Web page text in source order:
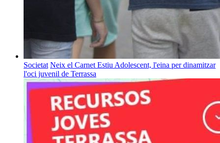
Societat Neix el Carnet Estiu Adolescent, l'eina per dinamitzar
l'oci juvenil de Terrassa